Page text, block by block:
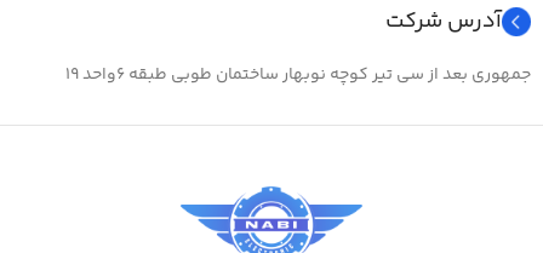
مسیر مشخص
مسیر مشخص
آدرس شرکت
جمهوری بعد از سی تیر کوچه نوبهار ساختمان طوبی طبقه ۶واحد ۱۹